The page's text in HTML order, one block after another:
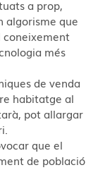
a prop,
algorisme que
coneixement
més
de venda
habitatge al
pot allargar
que el
de població